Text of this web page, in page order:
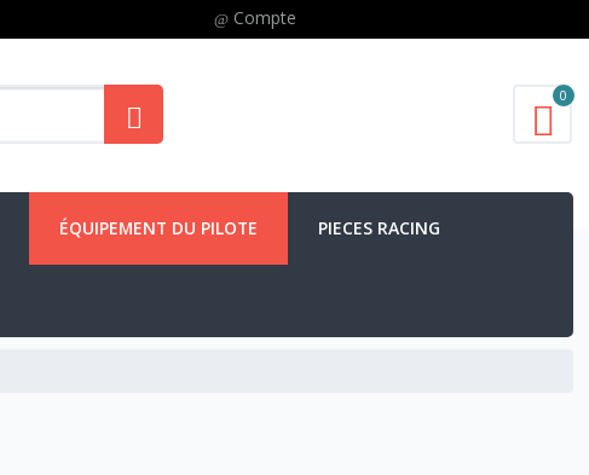
Compte
0
ÉQUIPEMENT DU PILOTE PIECES RACING